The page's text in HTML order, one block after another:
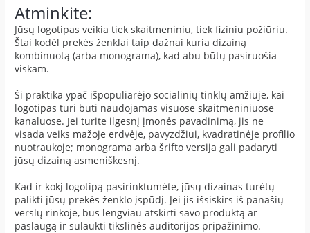
Atminkite:
Jūsų logotipas veikia tiek skaitmeniniu, tiek fiziniu požiūriu.
Štai kodėl prekės ženklai taip dažnai kuria dizainą
kombinuotą (arba monograma), kad abu būtų pasiruošia
viskam.
Ši praktika ypač išpopuliarėjo socialinių tinklų amžiuje, kai
logotipas turi būti naudojamas visuose skaitmeniniuose
kanaluose. Jei turite ilgesnį įmonės pavadinimą, jis ne
visada veiks mažoje erdvėje, pavyzdžiui, kvadratinėje profilio
nuotraukoje; monograma arba šrifto versija gali padaryti
jūsų dizainą asmeniškesnį.
Kad ir kokį logotipą pasirinktumėte, jūsų dizainas turėtų
palikti jūsų prekės ženklo įspūdį. Jei jis išsiskirs iš panašių
verslų rinkoje, bus lengviau atskirti savo produktą ar
paslaugą ir sulaukti tikslinės auditorijos pripažinimo.